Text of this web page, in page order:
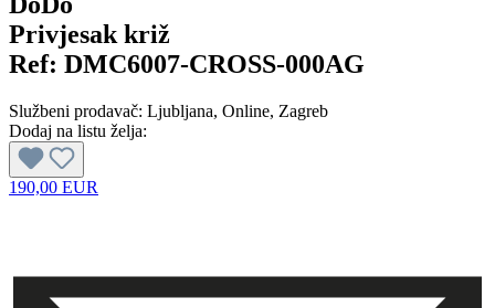
Privjesak križ
Ref: DMC6007-CROSS-000AG
Službeni prodavač: Ljubljana, Online, Zagreb
Dodaj na listu želja:
190,00 EUR